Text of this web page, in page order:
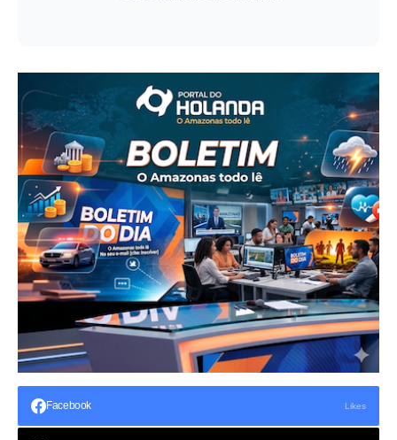
Facebook Likes